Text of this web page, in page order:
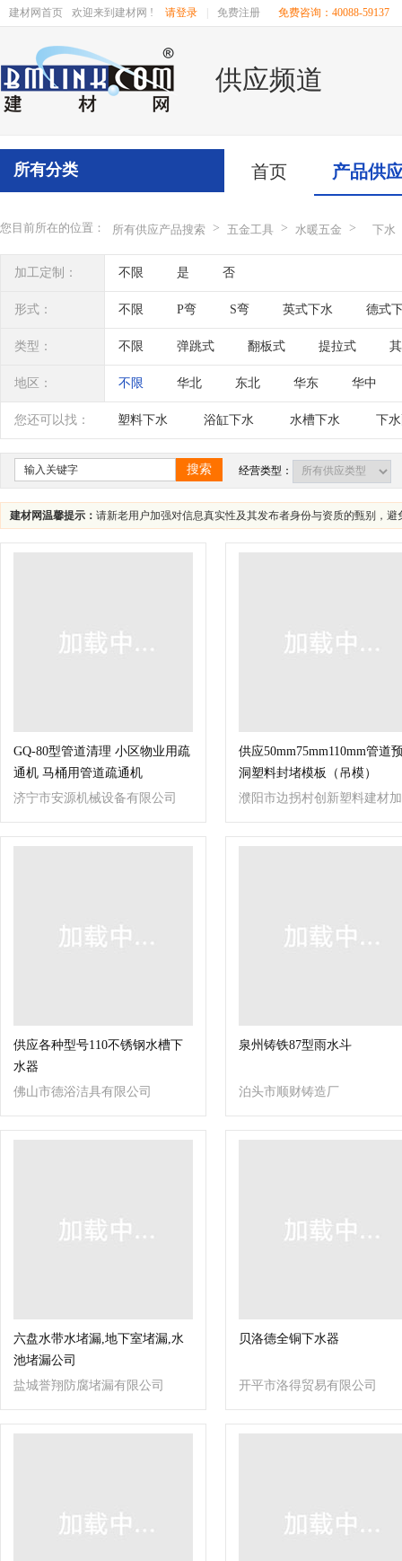
建材网首页 欢迎来到建材网 ! 请登录 免费注册 免费咨询：40088-59137
供应频道
首页 产品供
所有分类
您目前所在的位置： 所有供应产品搜索 > 五金工具 > 水暖五金 > 下水
加工定制： 不限 是 否
形式： 不限 P弯 S弯 英式下水 德式
类型： 不限 弹跳式 翻板式 提拉式
地区： 不限 华北 东北 华东 华中
辽宁 黑龙江 内蒙古 江苏
四川 海南 贵州 云南 西藏
您还可以找： 塑料下水 浴缸下水 水槽下水 下
搜索 经营类型：
建材网温馨提示： 请新老用户加强对信息真实性及其发布者身份与资质的甄别，
GQ-80型管道清理 小区物业用疏
通机 马桶用管道疏通机
济宁市安源机械设备有限公司
供应50mm75mm110mm管道
洞塑料封堵模板（吊模）
濮阳市边拐村创新塑料建材加
工厂
供应各种型号110不锈钢水槽下
水器
佛山市德浴洁具有限公司
泉州铸铁87型雨水斗
泊头市顺财铸造厂
六盘水带水堵漏,地下室堵漏,水
池堵漏公司
盐城誉翔防腐堵漏有限公司
贝洛德全铜下水器
开平市洛得贸易有限公司